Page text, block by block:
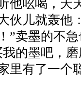
他吆喝，天
伙儿就轰他
”卖墨的不
的墨吧，
里有了一个